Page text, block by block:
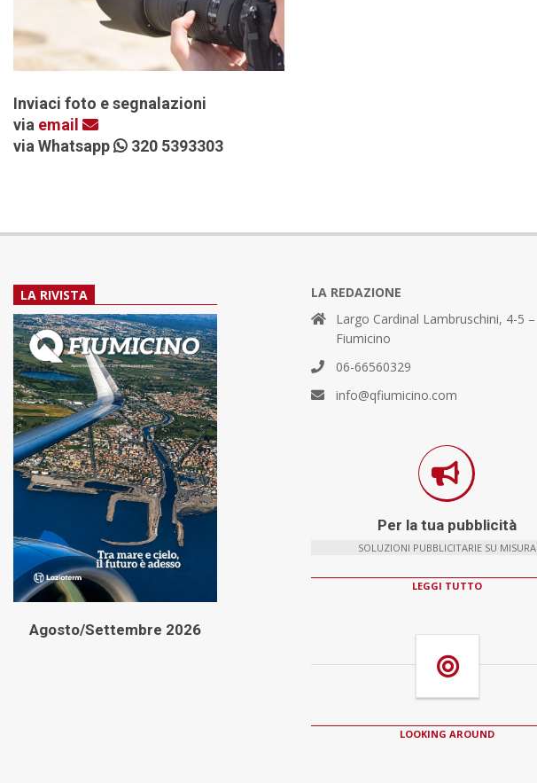
Inviaci foto e segnalazioni
via email
via Whatsapp
320 5393303
LA RIVISTA
Agosto/Settembre 2026
LA REDAZIONE
Largo Cardinal Lambruschini, 4-5 –
Fiumicino
06-66560329
info@qfiumicino.com
Per la tua pubblicità
SOLUZIONI PUBBLICITARIE SU MISURA
LEGGI TUTTO
LOOKING AROUND